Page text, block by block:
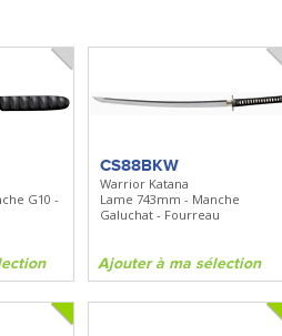
profil a été repris par de
nombreuses marques, mais la
faire en la matière reste inégalé. Les
USA sont souvent décrits comme le
Américaine. Ses couteaux pliants
sont disponibles avec des profils de
lames variés mais surtout avec des
tailles imposantes. La marque
épées et des sabres de toutes
tailles.
Cold Steel ambitionne de rendre
ses couteaux pliants aussi robustes
G10 -
CS88BKW
Warrior Katana
Lame 743mm - Manche
Galuchat - Fourreau
Ajouter à ma sélection